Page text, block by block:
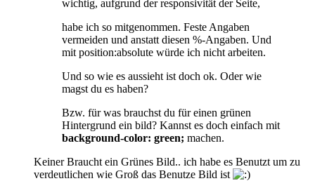
wichtig, aufgrund der responsivität der Seite,
habe ich so mitgenommen. Feste Angaben
vermeiden und anstatt diesen %-Angaben. Und
mit position:absolute würde ich nicht arbeiten.
Und so wie es aussieht ist doch ok. Oder wie
magst du es haben?
Bzw. für was brauchst du für einen grünen
Hintergrund ein bild? Kannst es doch einfach mit
background-color: green; machen.
Keiner Braucht ein Grünes Bild.. ich habe es Benutzt um zu
verdeutlichen wie Groß das Benutze Bild ist